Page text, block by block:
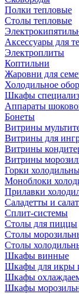
Полки тепловые
Столы тепловые
Аксессуары для
Электроплиты
Коптильни
Жаровни для
Холодильное
Шкафы
Аппараты
Бонеты
Витрины
Витрины для
Витрины
Витрины
Горки
Моноблоки
Прилавки
Саладетты и
Сплит-системы
Столы для пиццы
Столы
Столы
Шкафы винные
Шкафы для икры
Шкафы
Шкафы